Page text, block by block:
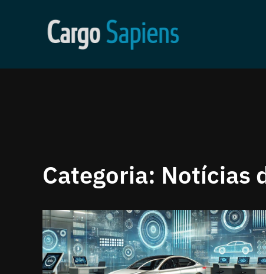
Categoria: Notícias